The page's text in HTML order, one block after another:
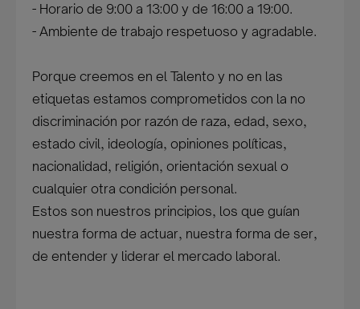
- Horario de 9:00 a 13:00 y de 16:00 a 19:00.
- Ambiente de trabajo respetuoso y agradable.
Porque creemos en el Talento y no en las
etiquetas estamos comprometidos con la no
discriminación por razón de raza, edad, sexo,
estado civil, ideología, opiniones políticas,
nacionalidad, religión, orientación sexual o
cualquier otra condición personal.
Estos son nuestros principios, los que guían
nuestra forma de actuar, nuestra forma de ser,
de entender y liderar el mercado laboral.